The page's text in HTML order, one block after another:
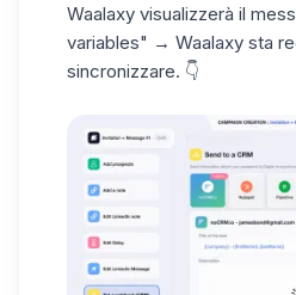
Waalaxy visualizzerà il
variables" → Waalaxy sta
sincronizzare. 👇